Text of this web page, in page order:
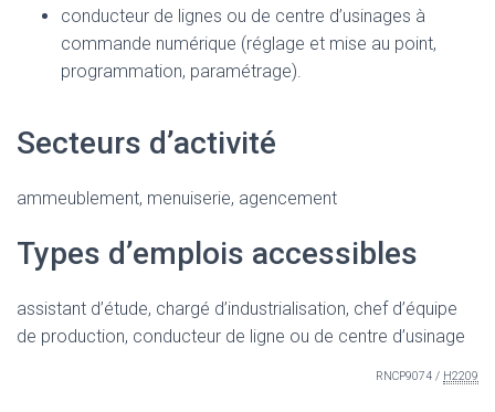
conducteur de lignes ou de centre d’usinages à
commande numérique (réglage et mise au point,
programmation, paramétrage).
Secteurs d’activité
ammeublement, menuiserie, agencement
Types d’emplois accessibles
assistant d’étude, chargé d’industrialisation, chef d’équipe
de production, conducteur de ligne ou de centre d’usinage
RNCP9074 / H2209